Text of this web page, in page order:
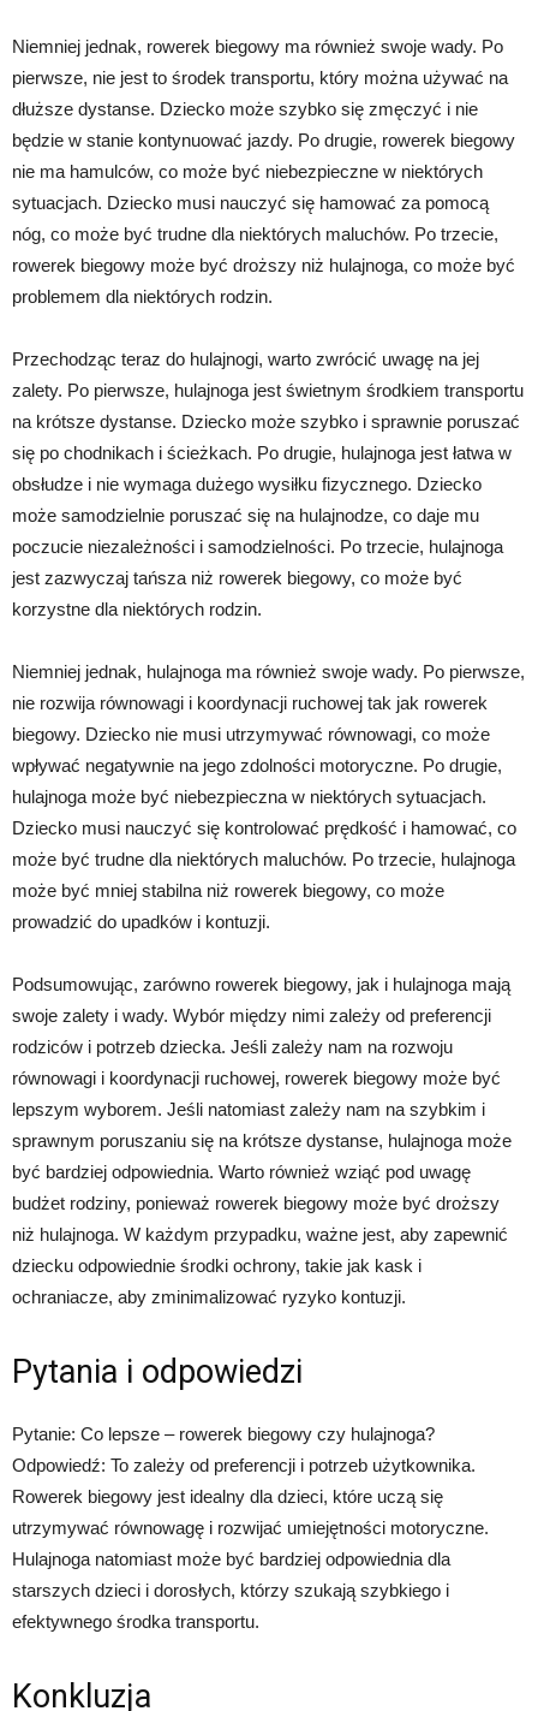
Niemniej jednak, rowerek biegowy ma również swoje wady. Po
pierwsze, nie jest to środek transportu, który można używać na
dłuższe dystanse. Dziecko może szybko się zmęczyć i nie
będzie w stanie kontynuować jazdy. Po drugie, rowerek biegowy
nie ma hamulców, co może być niebezpieczne w niektórych
sytuacjach. Dziecko musi nauczyć się hamować za pomocą
nóg, co może być trudne dla niektórych maluchów. Po trzecie,
rowerek biegowy może być droższy niż hulajnoga, co może być
problemem dla niektórych rodzin.
Przechodząc teraz do hulajnogi, warto zwrócić uwagę na jej
zalety. Po pierwsze, hulajnoga jest świetnym środkiem transportu
na krótsze dystanse. Dziecko może szybko i sprawnie poruszać
się po chodnikach i ścieżkach. Po drugie, hulajnoga jest łatwa w
obsłudze i nie wymaga dużego wysiłku fizycznego. Dziecko
może samodzielnie poruszać się na hulajnodze, co daje mu
poczucie niezależności i samodzielności. Po trzecie, hulajnoga
jest zazwyczaj tańsza niż rowerek biegowy, co może być
korzystne dla niektórych rodzin.
Niemniej jednak, hulajnoga ma również swoje wady. Po pierwsze,
nie rozwija równowagi i koordynacji ruchowej tak jak rowerek
biegowy. Dziecko nie musi utrzymywać równowagi, co może
wpływać negatywnie na jego zdolności motoryczne. Po drugie,
hulajnoga może być niebezpieczna w niektórych sytuacjach.
Dziecko musi nauczyć się kontrolować prędkość i hamować, co
może być trudne dla niektórych maluchów. Po trzecie, hulajnoga
może być mniej stabilna niż rowerek biegowy, co może
prowadzić do upadków i kontuzji.
Podsumowując, zarówno rowerek biegowy, jak i hulajnoga mają
swoje zalety i wady. Wybór między nimi zależy od preferencji
rodziców i potrzeb dziecka. Jeśli zależy nam na rozwoju
równowagi i koordynacji ruchowej, rowerek biegowy może być
lepszym wyborem. Jeśli natomiast zależy nam na szybkim i
sprawnym poruszaniu się na krótsze dystanse, hulajnoga może
być bardziej odpowiednia. Warto również wziąć pod uwagę
budżet rodziny, ponieważ rowerek biegowy może być droższy
niż hulajnoga. W każdym przypadku, ważne jest, aby zapewnić
dziecku odpowiednie środki ochrony, takie jak kask i
ochraniacze, aby zminimalizować ryzyko kontuzji.
Pytania i odpowiedzi
Pytanie: Co lepsze – rowerek biegowy czy hulajnoga?
Odpowiedź: To zależy od preferencji i potrzeb użytkownika.
Rowerek biegowy jest idealny dla dzieci, które uczą się
utrzymywać równowagę i rozwijać umiejętności motoryczne.
Hulajnoga natomiast może być bardziej odpowiednia dla
starszych dzieci i dorosłych, którzy szukają szybkiego i
efektywnego środka transportu.
Konkluzja